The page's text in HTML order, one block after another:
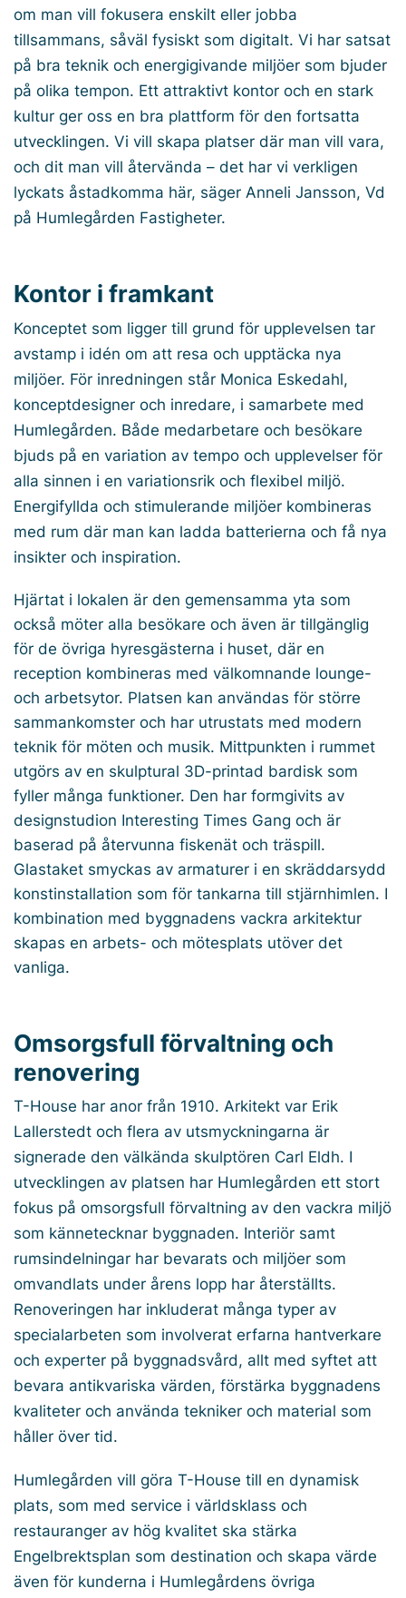
om man vill fokusera enskilt eller jobba
tillsammans, såväl fysiskt som digitalt. Vi har satsat
på bra teknik och energigivande miljöer som bjuder
på olika tempon. Ett attraktivt kontor och en stark
kultur ger oss en bra plattform för den fortsatta
utvecklingen. Vi vill skapa platser där man vill vara,
och dit man vill återvända – det har vi verkligen
lyckats åstadkomma här, säger Anneli Jansson, Vd
på Humlegården Fastigheter.
Kontor i framkant
Konceptet som ligger till grund för upplevelsen tar
avstamp i idén om att resa och upptäcka nya
miljöer. För inredningen står Monica Eskedahl,
konceptdesigner och inredare, i samarbete med
Humlegården. Både medarbetare och besökare
bjuds på en variation av tempo och upplevelser för
alla sinnen i en variationsrik och flexibel miljö.
Energifyllda och stimulerande miljöer kombineras
med rum där man kan ladda batterierna och få nya
insikter och inspiration.
Hjärtat i lokalen är den gemensamma yta som
också möter alla besökare och även är tillgänglig
för de övriga hyresgästerna i huset, där en
reception kombineras med välkomnande lounge-
och arbetsytor. Platsen kan användas för större
sammankomster och har utrustats med modern
teknik för möten och musik. Mittpunkten i rummet
utgörs av en skulptural 3D-printad bardisk som
fyller många funktioner. Den har formgivits av
designstudion Interesting Times Gang och är
baserad på återvunna fiskenät och träspill.
Glastaket smyckas av armaturer i en skräddarsydd
konstinstallation som för tankarna till stjärnhimlen. I
kombination med byggnadens vackra arkitektur
skapas en arbets- och mötesplats utöver det
vanliga.
Omsorgsfull förvaltning och
renovering
T-House har anor från 1910. Arkitekt var Erik
Lallerstedt och flera av utsmyckningarna är
signerade den välkända skulptören Carl Eldh. I
utvecklingen av platsen har Humlegården ett stort
fokus på omsorgsfull förvaltning av den vackra miljö
som kännetecknar byggnaden. Interiör samt
rumsindelningar har bevarats och miljöer som
omvandlats under årens lopp har återställts.
Renoveringen har inkluderat många typer av
specialarbeten som involverat erfarna hantverkare
och experter på byggnadsvård, allt med syftet att
bevara antikvariska värden, förstärka byggnadens
kvaliteter och använda tekniker och material som
håller över tid.
Humlegården vill göra T-House till en dynamisk
plats, som med service i världsklass och
restauranger av hög kvalitet ska stärka
Engelbrektsplan som destination och skapa värde
även för kunderna i Humlegårdens övriga